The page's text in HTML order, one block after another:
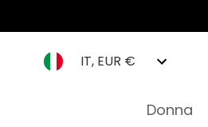
IT, EUR €
Donna